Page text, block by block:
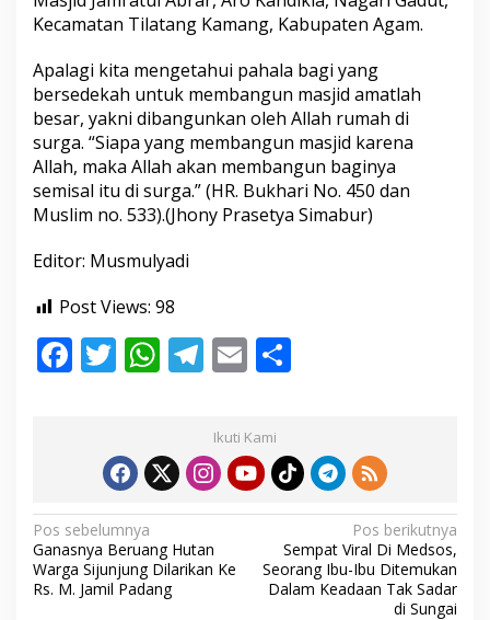
Kecamatan Tilatang Kamang, Kabupaten Agam.
Apalagi kita mengetahui pahala bagi yang
bersedekah untuk membangun masjid amatlah
besar, yakni dibangunkan oleh Allah rumah di
surga. “Siapa yang membangun masjid karena
Allah, maka Allah akan membangun baginya
semisal itu di surga.” (HR. Bukhari No. 450 dan
Muslim no. 533).(Jhony Prasetya Simabur)
Editor: Musmulyadi
Post Views: 98
F
o
k
T
er
W
s
A
p
p
T
e
gr
a
m
E
ai
l e
Ikuti Kami
N
a
v
Pos sebelumnya
Ganasnya Beruang Hutan
Warga Sijunjung Dilarikan Ke
Rs. M. Jamil Padang
Pos berikutnya
Sempat Viral Di Medsos,
Seorang Ibu-Ibu Ditemukan
Dalam Keadaan Tak Sadar
di Sungai